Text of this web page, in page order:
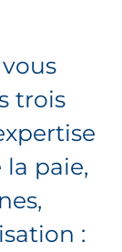
trois
paie,
: